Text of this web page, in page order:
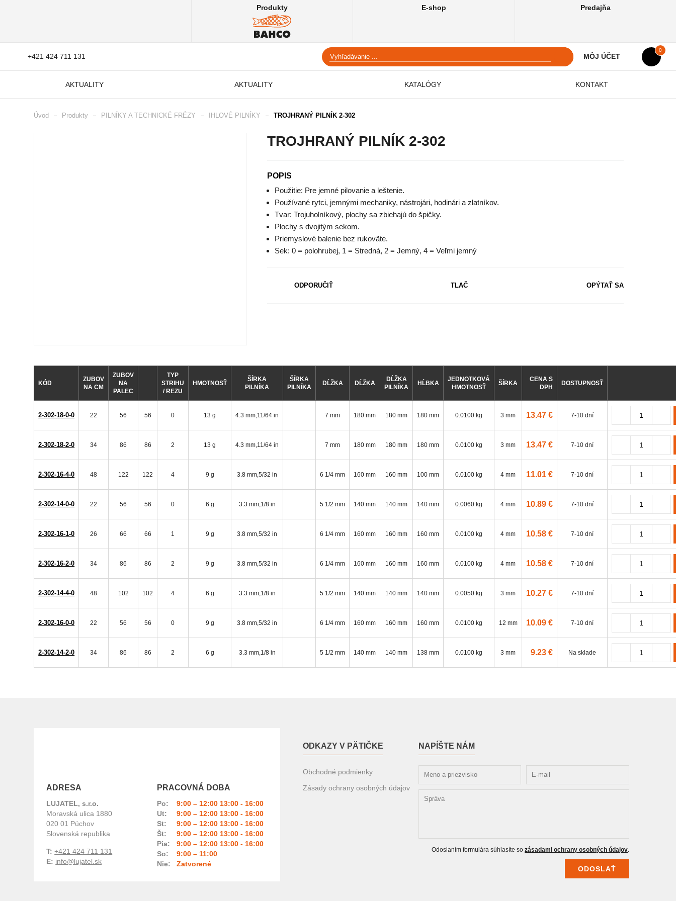
Produkty E-shop Predajňa
+421 424 711 131 MÔJ ÚČET
0
AKTUALITY AKTUALITY KATALÓGY KONTAKT
Úvod Produkty PILNÍKY A TECHNICKÉ FRÉZY IHLOVÉ PILNÍKY TROJHRANÝ PILNÍK 2-302
TROJHRANÝ PILNÍK 2-302
POPIS
Použitie: Pre jemné pilovanie a leštenie.
Používané rytci, jemnými mechaniky, nástrojári, hodinári a zlatníkov.
Tvar: Trojuholníkový, plochy sa zbiehajú do špičky.
Plochy s dvojitým sekom.
Priemyslové balenie bez rukoväte.
Sek: 0 = polohrubej, 1 = Stredná, 2 = Jemný, 4 = Veľmi jemný
ODPORUČIŤ TLAČ OPÝTAŤ SA
KÓD
ZUBOV
NA CM
ZUBOV
NA
PALEC
TYP
STRIHU
/ REZU
HMOTNOSŤ
ŠÍRKA
PILNÍKA
ŠÍRKA
PILNÍKA
DĹŽKA DĹŽKA
DĹŽKA
PILNÍKA
HĹBKA
JEDNOTKOVÁ
HMOTNOSŤ
ŠÍRKA
CENA S
DPH
DOSTUPNOSŤ
2-302-18-0-0 22 56 56 0 13 g 4.3 mm,11/64 in 7 mm 180 mm 180 mm 180 mm 0.0100 kg 3 mm 13.47 € 7-10 dní
2-302-18-2-0 34 86 86 2 13 g 4.3 mm,11/64 in 7 mm 180 mm 180 mm 180 mm 0.0100 kg 3 mm 13.47 € 7-10 dní
2-302-16-4-0 48 122 122 4 9 g 3.8 mm,5/32 in 6 1/4 mm 160 mm 160 mm 100 mm 0.0100 kg 4 mm 11.01 € 7-10 dní
2-302-14-0-0 22 56 56 0 6 g 3.3 mm,1/8 in 5 1/2 mm 140 mm 140 mm 140 mm 0.0060 kg 4 mm 10.89 € 7-10 dní
2-302-16-1-0 26 66 66 1 9 g 3.8 mm,5/32 in 6 1/4 mm 160 mm 160 mm 160 mm 0.0100 kg 4 mm 10.58 € 7-10 dní
2-302-16-2-0 34 86 86 2 9 g 3.8 mm,5/32 in 6 1/4 mm 160 mm 160 mm 160 mm 0.0100 kg 4 mm 10.58 € 7-10 dní
2-302-14-4-0 48 102 102 4 6 g 3.3 mm,1/8 in 5 1/2 mm 140 mm 140 mm 140 mm 0.0050 kg 3 mm 10.27 € 7-10 dní
2-302-16-0-0 22 56 56 0 9 g 3.8 mm,5/32 in 6 1/4 mm 160 mm 160 mm 160 mm 0.0100 kg 12 mm 10.09 € 7-10 dní
2-302-14-2-0 34 86 86 2 6 g 3.3 mm,1/8 in 5 1/2 mm 140 mm 140 mm 138 mm 0.0100 kg 3 mm 9.23 € Na sklade
ADRESA
LUJATEL, s.r.o.
Moravská ulica 1880
020 01 Púchov
Slovenská republika
T:+421 424 711 131
E: info@lujatel.sk
PRACOVNÁ DOBA
Po:
9:00 – 12:00 13:00 - 16:00
Ut:
9:00 – 12:00 13:00 - 16:00
St:
9:00 – 12:00 13:00 - 16:00
Št:
9:00 – 12:00 13:00 - 16:00
Pia:
9:00 – 12:00 13:00 - 16:00
So:
9:00 – 11:00
Nie:
Zatvorené
ODKAZY V PÄTIČKE
Obchodné podmienky
Zásady ochrany osobných údajov
NAPÍŠTE NÁM
Odoslaním formulára súhlasíte sozásadami ochrany osobných údajov.
ODOSLAŤ